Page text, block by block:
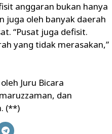
anggaran bukan hanya
juga oleh banyak daerah
“Pusat juga defisit.
yang tidak merasakan,”
Juru Bicara
dan
(**)